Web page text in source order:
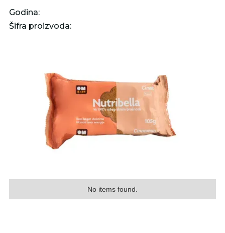
No items found.
Godina:
Šifra proizvoda: